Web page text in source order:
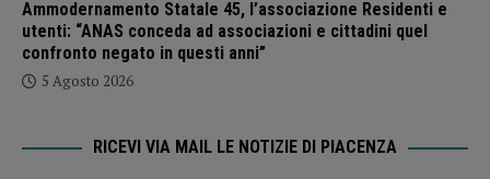
Ammodernamento Statale 45, l’associazione Residenti e
utenti: “ANAS conceda ad associazioni e cittadini quel
confronto negato in questi anni”
5 Agosto 2026
RICEVI VIA MAIL LE NOTIZIE DI PIACENZA